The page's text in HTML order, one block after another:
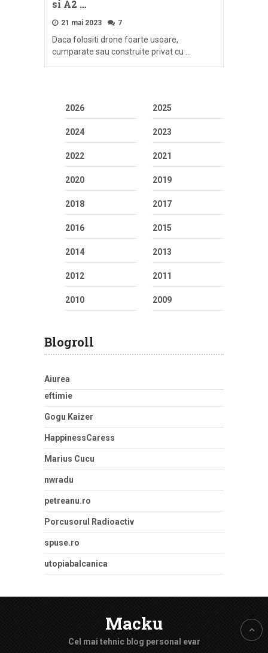
si A2 …
21 mai 2023 7
Daca folositi drone foarte usoare,
cumparate sau construite privat cu …
2026 2025
2024 2023
2022 2021
2020 2019
2018 2017
2016 2015
2014 2013
2012 2011
2010 2009
Blogroll
Aiurea
eftimie
Gogu Kaizer
HappinessCaress
Marius Cucu
nwradu
petreanu.ro
Porcusorul Radioactiv
spuse.ro
utopiabalcanica
Macku
Cel mai tehnic blog personal evar